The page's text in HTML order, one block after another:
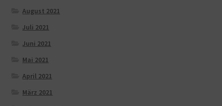
August 2021
Juli 2021
Juni 2021
Mai 2021
April 2021
März 2021